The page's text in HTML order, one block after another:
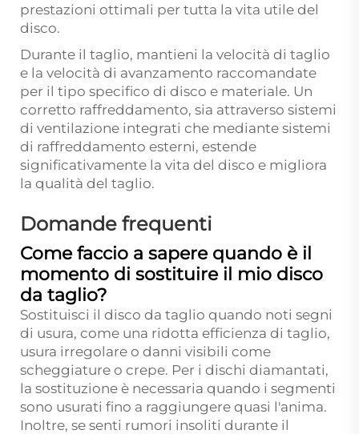
prestazioni ottimali per tutta la vita utile del
disco.
Durante il taglio, mantieni la velocità di taglio
e la velocità di avanzamento raccomandate
per il tipo specifico di disco e materiale. Un
corretto raffreddamento, sia attraverso sistemi
di ventilazione integrati che mediante sistemi
di raffreddamento esterni, estende
significativamente la vita del disco e migliora
la qualità del taglio.
Domande frequenti
Come faccio a sapere quando è il
momento di sostituire il mio disco
da taglio?
Sostituisci il disco da taglio quando noti segni
di usura, come una ridotta efficienza di taglio,
usura irregolare o danni visibili come
scheggiature o crepe. Per i dischi diamantati,
la sostituzione è necessaria quando i segmenti
sono usurati fino a raggiungere quasi l'anima.
Inoltre, se senti rumori insoliti durante il